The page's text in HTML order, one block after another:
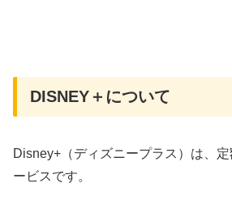
DISNEY＋について
Disney+（ディズニープラス）は、
ービスです。